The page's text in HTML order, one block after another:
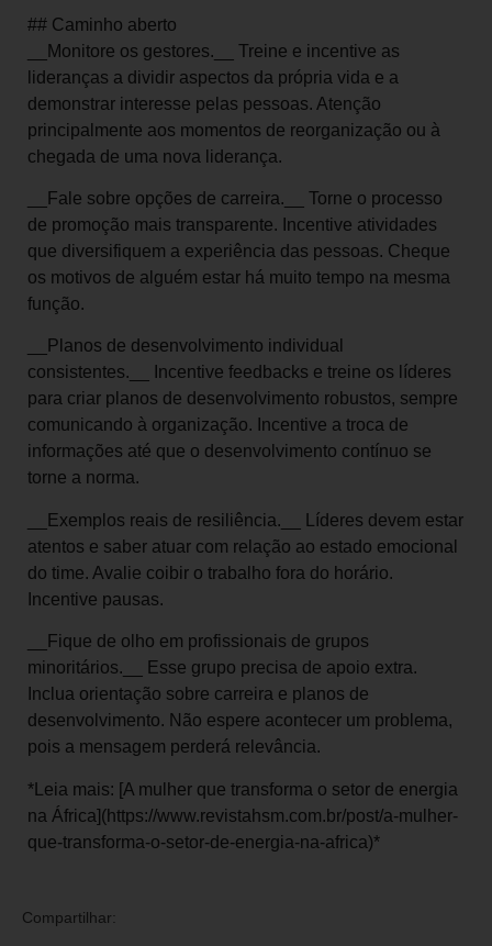
## Caminho aberto
__Monitore os gestores.__ Treine e incentive as
lideranças a dividir aspectos da própria vida e a
demonstrar interesse pelas pessoas. Atenção
principalmente aos momentos de reorganização ou à
chegada de uma nova liderança.
__Fale sobre opções de carreira.__ Torne o processo
de promoção mais transparente. Incentive atividades
que diversifiquem a experiência das pessoas. Cheque
os motivos de alguém estar há muito tempo na mesma
função.
__Planos de desenvolvimento individual
consistentes.__ Incentive feedbacks e treine os líderes
para criar planos de desenvolvimento robustos, sempre
comunicando à organização. Incentive a troca de
informações até que o desenvolvimento contínuo se
torne a norma.
__Exemplos reais de resiliência.__ Líderes devem estar
atentos e saber atuar com relação ao estado emocional
do time. Avalie coibir o trabalho fora do horário.
Incentive pausas.
__Fique de olho em profissionais de grupos
minoritários.__ Esse grupo precisa de apoio extra.
Inclua orientação sobre carreira e planos de
desenvolvimento. Não espere acontecer um problema,
pois a mensagem perderá relevância.
*Leia mais: [A mulher que transforma o setor de energia
na África](https://www.revistahsm.com.br/post/a-mulher-
que-transforma-o-setor-de-energia-na-africa)*
Compartilhar: